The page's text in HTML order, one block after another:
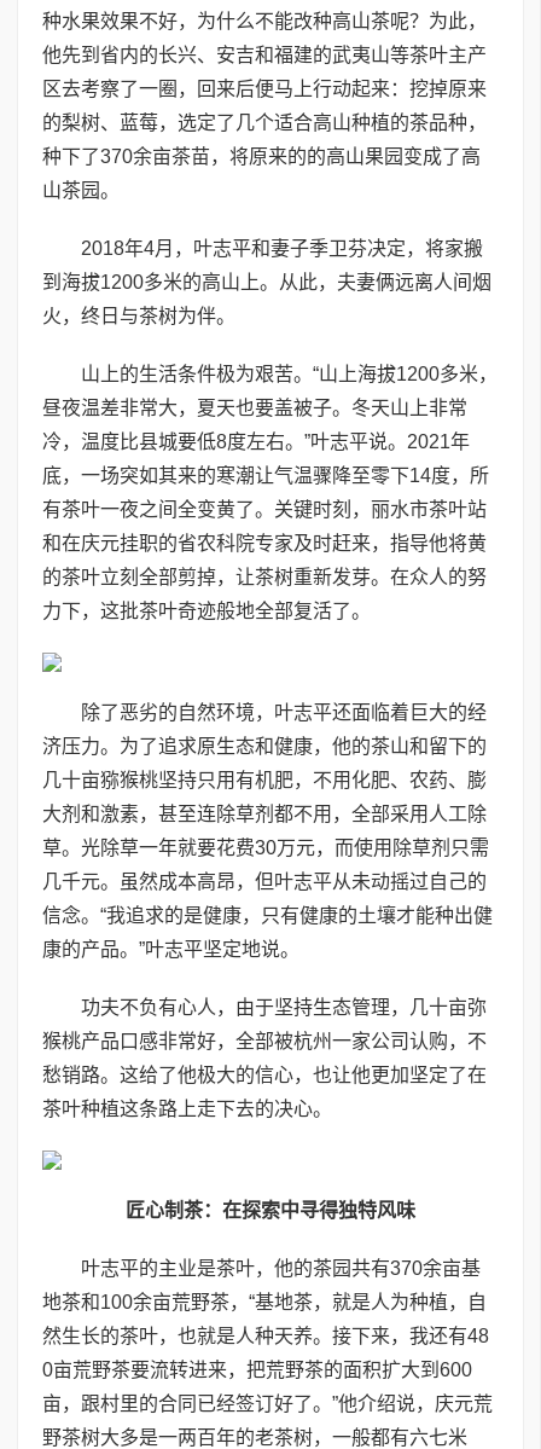
种水果效果不好，为什么不能改种高山茶呢？为此，
他先到省内的长兴、安吉和福建的武夷山等茶叶主产
区去考察了一圈，回来后便马上行动起来：挖掉原来
的梨树、蓝莓，选定了几个适合高山种植的茶品种，
种下了370余亩茶苗，将原来的的高山果园变成了高
山茶园。
2018年4月，叶志平和妻子季卫芬决定，将家搬
到海拔1200多米的高山上。从此，夫妻俩远离人间烟
火，终日与茶树为伴。
山上的生活条件极为艰苦。“山上海拔1200多米，
昼夜温差非常大，夏天也要盖被子。冬天山上非常
冷，温度比县城要低8度左右。”叶志平说。2021年
底，一场突如其来的寒潮让气温骤降至零下14度，所
有茶叶一夜之间全变黄了。关键时刻，丽水市茶叶站
和在庆元挂职的省农科院专家及时赶来，指导他将黄
的茶叶立刻全部剪掉，让茶树重新发芽。在众人的努
力下，这批茶叶奇迹般地全部复活了。
除了恶劣的自然环境，叶志平还面临着巨大的经
济压力。为了追求原生态和健康，他的茶山和留下的
几十亩猕猴桃坚持只用有机肥，不用化肥、农药、膨
大剂和激素，甚至连除草剂都不用，全部采用人工除
草。光除草一年就要花费30万元，而使用除草剂只需
几千元。虽然成本高昂，但叶志平从未动摇过自己的
信念。“我追求的是健康，只有健康的土壤才能种出健
康的产品。”叶志平坚定地说。
功夫不负有心人，由于坚持生态管理，几十亩弥
猴桃产品口感非常好，全部被杭州一家公司认购，不
愁销路。这给了他极大的信心，也让他更加坚定了在
茶叶种植这条路上走下去的决心。
匠心制茶：在探索中寻得独特风味
叶志平的主业是茶叶，他的茶园共有370余亩基
地茶和100余亩荒野茶，“基地茶，就是人为种植，自
然生长的茶叶，也就是人种天养。接下来，我还有48
0亩荒野茶要流转进来，把荒野茶的面积扩大到600
亩，跟村里的合同已经签订好了。”他介绍说，庆元荒
野茶树大多是一两百年的老茶树，一般都有六七米